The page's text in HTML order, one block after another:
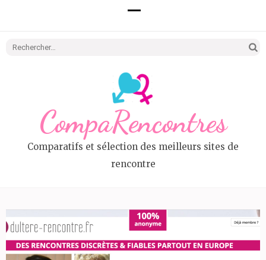
CompaRencontres
Comparatifs et sélection des meilleurs sites de
rencontre